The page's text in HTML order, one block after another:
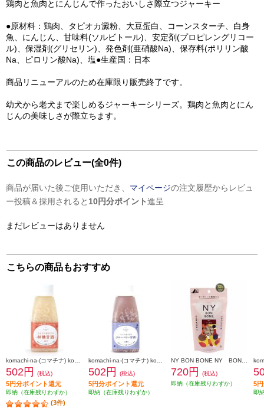
鶏肉と魚肉とにんじんで作ったおいしさ際立つジャーキー
●原材料：鶏肉、タピオカ澱粉、大豆蛋白、コーンスターチ、白身
魚、にんじん、甘味料(ソルビトール)、安定剤(プロピレングリコー
ル)、保湿剤(グリセリン)、発色剤(亜硝酸Na)、保存料(ポリリン酸
Na、ピロリン酸Na)、塩●生産国：日本
商品リニューアルのため在庫限り販売終了です。
幼犬から老犬まで楽しめるジャーキーシリーズ。鶏肉と魚肉とにん
じんの美味しさが際立ちます。
この商品のレビュー(全0件)
商品が届いた後ご使用いただき、 マイページの注文履歴からレビュ
ー投稿＆採用されると 10円分ポイント進呈
まだレビューはありません
こちらの商品もおすすめ
502円 (税込)
5円分ポイント還元
即納（在庫残りわずか）
(3件)
502円 (税込)
5円分ポイント還元
即納（在庫残りわずか）
720円
(税込)
即納（在庫残りわずか）
5
即